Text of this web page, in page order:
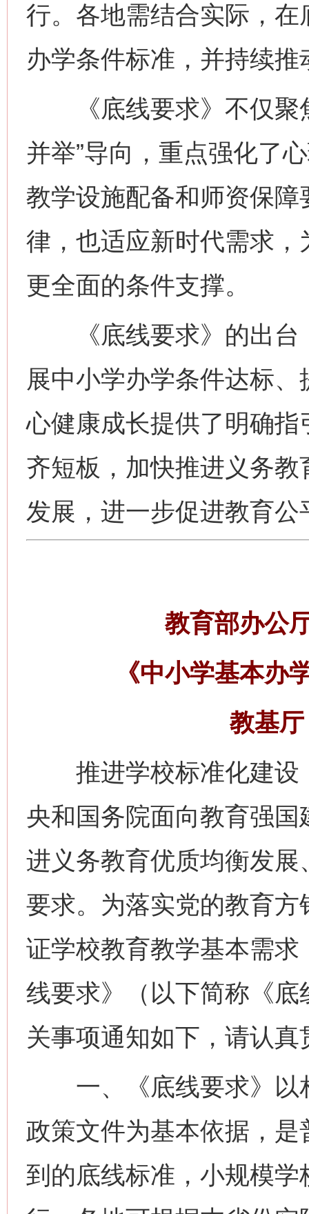
行。各地需结合实际，
办学条件标准，并持续
《底线要求》不仅聚
并举”导向，重点强化了
教学设施配备和师资保
律，也适应新时代需求
更全面的条件支撑。
《底线要求》的出台
展中小学办学条件达标
心健康成长提供了明确
齐短板，加快推进义务
发展，进一步促进教育
教育部办公
《中小学基本办
教基
推进学校标准化建设
央和国务院面向教育强
进义务教育优质均衡发
要求。为落实党的教育
证学校教育教学基本需
线要求》（以下简称《
关事项通知如下，请认真
一、《底线要求》以
政策文件为基本依据，
到的底线标准，小规模